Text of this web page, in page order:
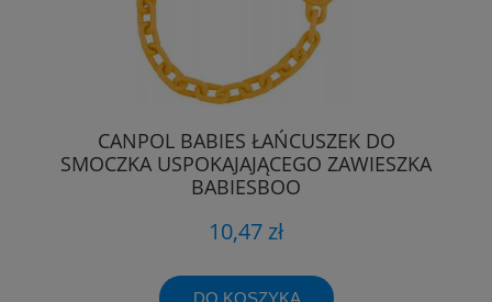
CANPOL BABIES ŁAŃCUSZEK DO
SMOCZKA USPOKAJAJĄCEGO ZAWIESZKA
BABIESBOO
10,47 zł
DO KOSZYKA